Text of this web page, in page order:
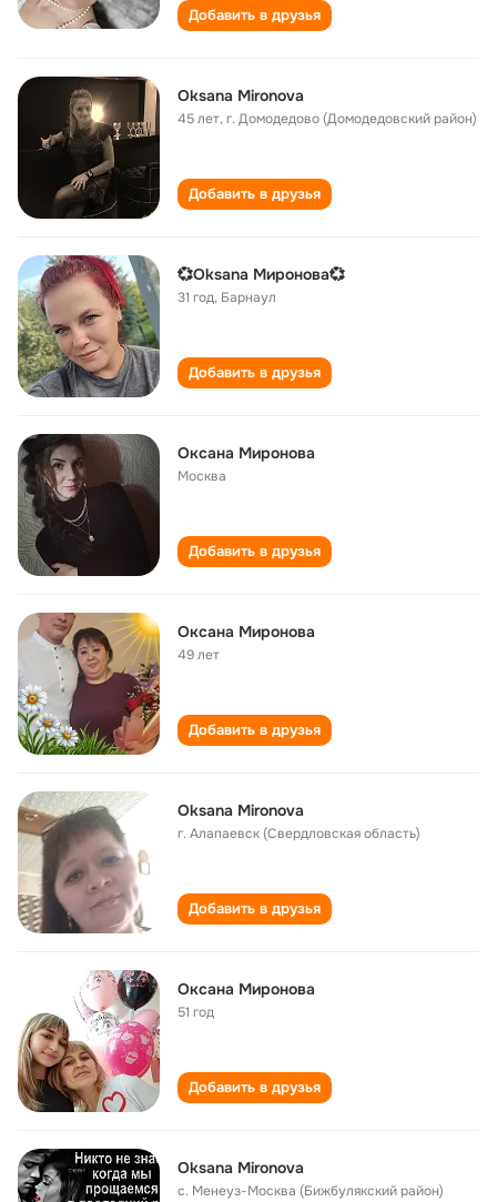
Добавить в друзья
Oksana Mironova
45 лет,г. Домодедово (Домодедовский район)
Добавить в друзья
💞Oksanа Миронова💞
31 год, Барнаул
Добавить в друзья
Оксана Миронова
Москва
Добавить в друзья
Оксана Миронова
49 лет
Добавить в друзья
Oksana Mironova
г. Алапаевск (Свердловская область)
Добавить в друзья
Оксана Миронова
51 год
Добавить в друзья
Oksana Mironova
с. Менеуз-Москва (Бижбулякский район)